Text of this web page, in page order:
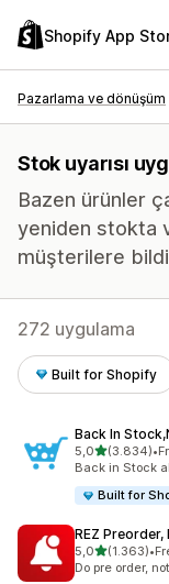
Shopify App
Pazarlama ve dönüşüm
Stok uyarısı
Bazen ürünler
yeniden stokta
müşterilere
272 uygulama
Built for Shopify
Back In
5,05 yıldız
(3.834)
toplam 3834 •
Back in Stock
Built for
REZ
5,05 yıldız
(1.363)
toplam 1363 •
Do pre order,